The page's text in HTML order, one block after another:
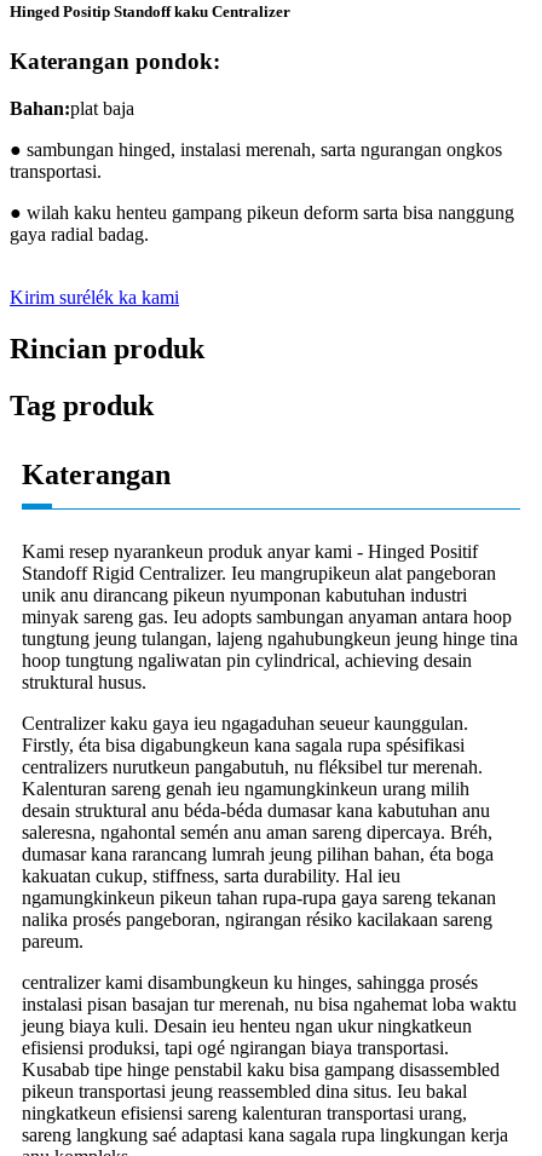
Hinged Positip Standoff kaku Centralizer
Katerangan pondok:
Bahan:plat baja
● sambungan hinged, instalasi merenah, sarta ngurangan ongkos
transportasi.
● wilah kaku henteu gampang pikeun deform sarta bisa nanggung
gaya radial badag.
Kirim surélék ka kami
Rincian produk
Tag produk
Katerangan
Kami resep nyarankeun produk anyar kami - Hinged Positif
Standoff Rigid Centralizer. Ieu mangrupikeun alat pangeboran
unik anu dirancang pikeun nyumponan kabutuhan industri
minyak sareng gas. Ieu adopts sambungan anyaman antara hoop
tungtung jeung tulangan, lajeng ngahubungkeun jeung hinge tina
hoop tungtung ngaliwatan pin cylindrical, achieving desain
struktural husus.
Centralizer kaku gaya ieu ngagaduhan seueur kaunggulan.
Firstly, éta bisa digabungkeun kana sagala rupa spésifikasi
centralizers nurutkeun pangabutuh, nu fléksibel tur merenah.
Kalenturan sareng genah ieu ngamungkinkeun urang milih
desain struktural anu béda-béda dumasar kana kabutuhan anu
saleresna, ngahontal semén anu aman sareng dipercaya. Bréh,
dumasar kana rarancang lumrah jeung pilihan bahan, éta boga
kakuatan cukup, stiffness, sarta durability. Hal ieu
ngamungkinkeun pikeun tahan rupa-rupa gaya sareng tekanan
nalika prosés pangeboran, ngirangan résiko kacilakaan sareng
pareum.
centralizer kami disambungkeun ku hinges, sahingga prosés
instalasi pisan basajan tur merenah, nu bisa ngahemat loba waktu
jeung biaya kuli. Desain ieu henteu ngan ukur ningkatkeun
efisiensi produksi, tapi ogé ngirangan biaya transportasi.
Kusabab tipe hinge penstabil kaku bisa gampang disassembled
pikeun transportasi jeung reassembled dina situs. Ieu bakal
ningkatkeun efisiensi sareng kalenturan transportasi urang,
sareng langkung saé adaptasi kana sagala rupa lingkungan kerja